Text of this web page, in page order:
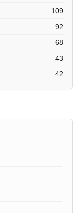
109
92
68
43
42